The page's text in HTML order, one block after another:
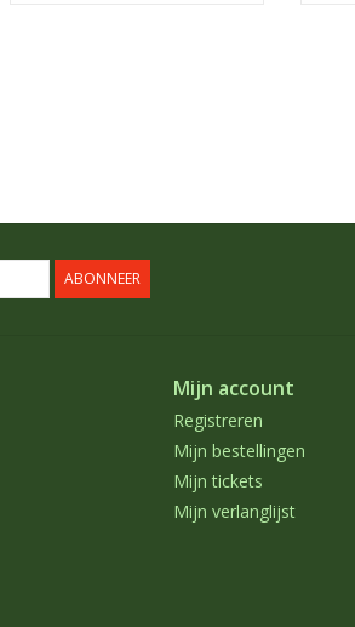
ABONNEER
Mijn account
Registreren
Mijn bestellingen
Mijn tickets
Mijn verlanglijst